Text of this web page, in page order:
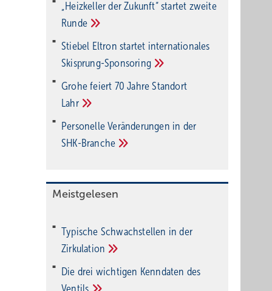
„Heizkeller der Zu­kunft“ star­tet zwei­te
Run­de
Stiebel Eltron startet internatio­nales
Ski­sprung-Spon­soring
Grohe feiert 70 Jahre Standort
Lahr
Personelle Veränderungen in der
SHK-Branche
Meistgelesen
Typische Schwachstellen in der
Zirkulation
Die drei wichtigen Kenndaten des
Ventils